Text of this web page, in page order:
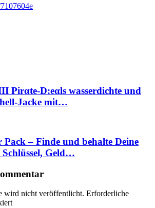
Pirαtе-D:еαls wasserdichte und
Jacke mit…
Pack – Finde und behalte Deine
Geld…
wird nicht veröffentlicht. Erforderliche